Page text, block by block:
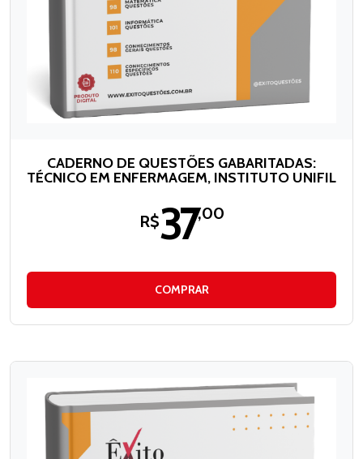
CADERNO DE QUESTÕES GABARITADAS:
TÉCNICO EM ENFERMAGEM, INSTITUTO UNIFIL
R$37,00
COMPRAR